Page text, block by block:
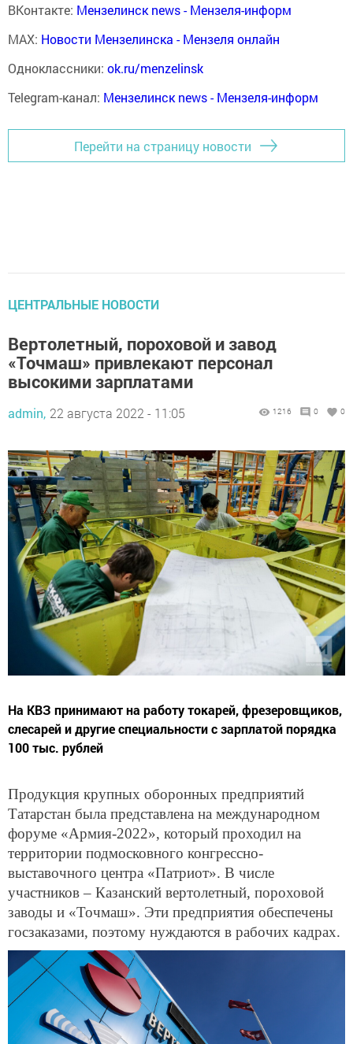
ВКонтакте: Мензелинск news - Мензеля-информ
MAX: Новости Мензелинска - Мензеля онлайн
Одноклассники: ok.ru/menzelinsk
Telegram-канал: Мензелинск news - Мензеля-информ
Перейти на страницу новости
ЦЕНТРАЛЬНЫЕ НОВОСТИ
Вертолетный, пороховой и завод
«Точмаш» привлекают персонал
высокими зарплатами
admin, 22 августа 2022 - 11:05 1216 0 0
На КВЗ принимают на работу токарей, фрезеровщиков,
слесарей и другие специальности с зарплатой порядка
100 тыс. рублей
Продукция крупных оборонных предприятий
Татарстан была представлена на международном
форуме «Армия-2022», который проходил на
территории подмосковного конгрессно-
выставочного центра «Патриот». В числе
участников – Казанский вертолетный, пороховой
заводы и «Точмаш». Эти предприятия обеспечены
госзаказами, поэтому нуждаются в рабочих кадрах.